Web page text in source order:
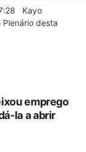
Kayo
desta
emprego
la a abrir